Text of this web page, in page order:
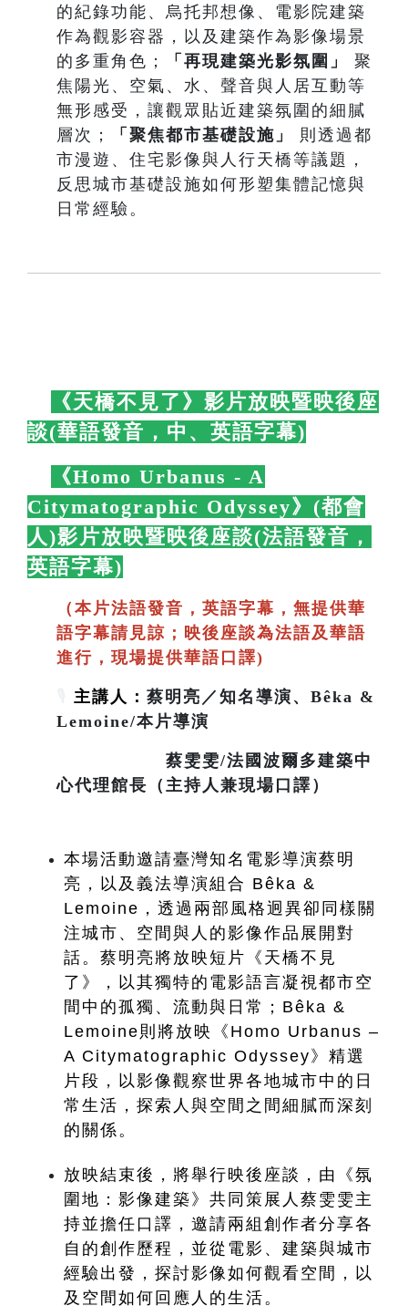
的紀錄功能、烏托邦想像、電影院建築
作為觀影容器，以及建築作為影像場景
的多重角色；
「再現建築光影氛圍」
聚
焦陽光、空氣、水、聲音與人居互動等
無形感受，讓觀眾貼近建築氛圍的細膩
層次；
「聚焦都市基礎設施」
則透過都
市漫遊、住宅影像與人行天橋等議題，
反思城市基礎設施如何形塑集體記憶與
日常經驗。
《天橋不見了》影片放映暨映後座
談(華語發音，中、英語字幕)
《Homo Urbanus - A
Citymatographic Odyssey》(都會
人)影片放映暨映後座談(法語發音，
英語字幕)
（本片法語發音，英語字幕，無提供華
語字幕請見諒；映後座談為法語及華語
進行，現場提供華語口譯)
主講人： 蔡明亮／知名導演、Bêka &
Lemoine/本片導演
蔡雯雯/法國波爾多建築中
心代理館長（主持人兼現場口譯）
本場活動邀請臺灣知名電影導演蔡明
亮，以及義法導演組合 Bêka &
Lemoine，透過兩部風格迥異卻同樣關
注城市、空間與人的影像作品展開對
話。蔡明亮將放映短片《天橋不見
了》，以其獨特的電影語言凝視都市空
間中的孤獨、流動與日常；Bêka &
Lemoine則將放映《Homo Urbanus –
A Citymatographic Odyssey》精選
片段，以影像觀察世界各地城市中的日
常生活，探索人與空間之間細膩而深刻
的關係。
放映結束後，將舉行映後座談，由《氛
圍地：影像建築》共同策展人蔡雯雯主
持並擔任口譯，邀請兩組創作者分享各
自的創作歷程，並從電影、建築與城市
經驗出發，探討影像如何觀看空間，以
及空間如何回應人的生活。